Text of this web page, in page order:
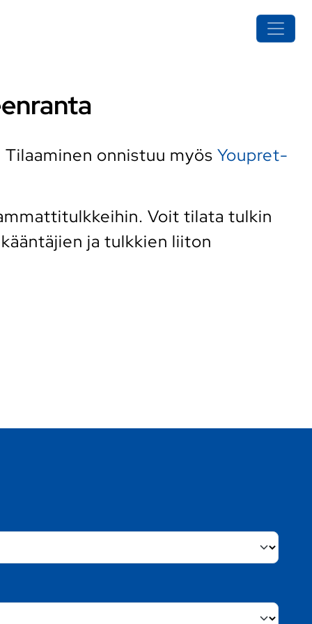
Tilaaminen onnistuu myös Youpret-
Voit tilata tulkin
ja tulkkien liiton